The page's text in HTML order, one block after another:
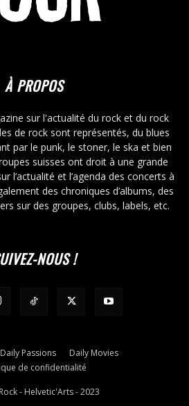
À PROPOS
sur l'actualité du rock et du rock
de rock sont représentés, du blues
par le punk, le stoner, le ska et bien
suisses ont droit à une grande
l’actualité et l’agenda des concerts à
des chroniques d’albums, des
sur des groupes, clubs, labels, etc.
NOUS !
Daily Passions
Daily Movies
de confidentialité
- Helvetic'Arts - 2023